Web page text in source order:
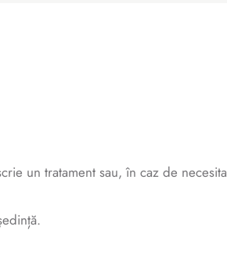
un tratament sau, în caz de